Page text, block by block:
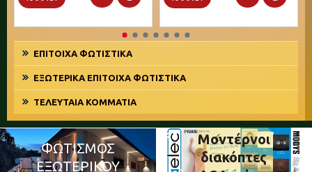
ΕΠΊΤΟΙΧΑ ΦΩΤΙΣΤΙΚΆ
ΕΞΩΤΕΡΙΚΆ ΕΠΊΤΟΙΧΑ ΦΩΤΙΣΤΙΚΆ
ΤΕΛΕΥΤΑΊΑ ΚΟΜΜΆΤΙΑ
ΦΩΤΙΣΜΌΣ
ΕΞΩΤΕΡΙΚΟΎ
Μοντέρνοι
διακόπτες